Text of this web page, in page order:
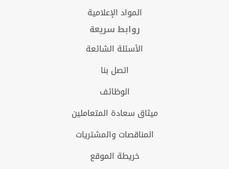
المواد الإعلامية
روابط سريعة
الأسئلة الشائعة
اتصل بنا
الوظائف
ميثاق سعادة المتعاملين
المناقصات والمشتريات
خريطة الموقع